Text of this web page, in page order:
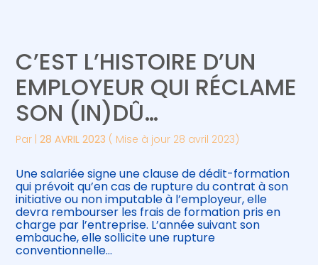
Gérer votre quotidien
Piloter votre entreprise
Développer votre entreprise
Construire votre patrimoine
Être prêt pour la facturation
électronique
Suivre votre comptabilité
Gérer vos ressources humaines
C’EST L’HISTOIRE D’UN
EMPLOYEUR QUI RÉCLAME
SON (IN)DÛ…
Par |28 AVRIL 2023 ( Mise à jour 28 avril 2023)
Une salariée signe une clause de dédit-formation
qui prévoit qu’en cas de rupture du contrat à son
initiative ou non imputable à l’employeur, elle
devra rembourser les frais de formation pris en
charge par l’entreprise. L’année suivant son
embauche, elle sollicite une rupture
conventionnelle…